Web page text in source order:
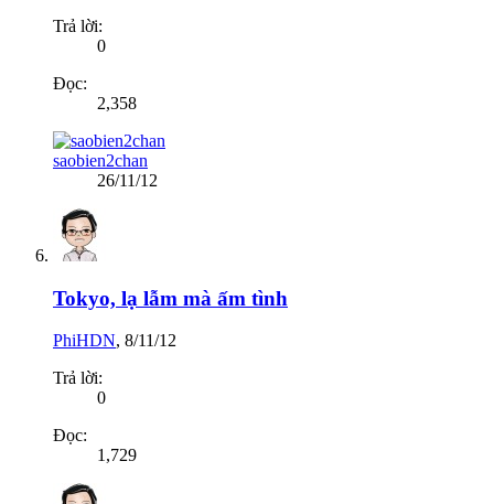
Trả lời:
0
Đọc:
2,358
saobien2chan
26/11/12
Tokyo, lạ lẫm mà ấm tình
PhiHDN, 8/11/12
Trả lời:
0
Đọc:
1,729